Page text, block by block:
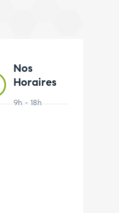
Nos
Horaires
9h - 18h